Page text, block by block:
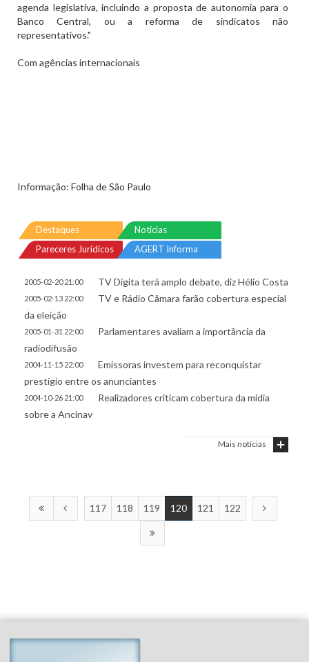
agenda legislativa, incluindo a proposta de autonomia para o
Banco Central, ou a reforma de sindicatos não
representativos."
Com agências internacionais
Informação: Folha de São Paulo
Destaques
Notícias
Pareceres Jurídicos
AGERT Informa
2005-02-20 21:00 TV Digita terá amplo debate, diz Hélio Costa
2005-02-13 22:00 TV e Rádio Câmara farão cobertura especial
da eleição
2005-01-31 22:00 Parlamentares avaliam a importância da
radiodifusão
2004-11-15 22:00 Emissoras investem para reconquistar
prestígio entre os anunciantes
2004-10-26 21:00 Realizadores criticam cobertura da mídia
sobre a Ancinav
Mais notícias
117 118 119 120 121 122